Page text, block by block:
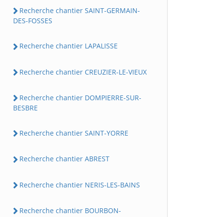
Recherche chantier SAINT-GERMAIN-
DES-FOSSES
Recherche chantier LAPALISSE
Recherche chantier CREUZIER-LE-VIEUX
Recherche chantier DOMPIERRE-SUR-
BESBRE
Recherche chantier SAINT-YORRE
Recherche chantier ABREST
Recherche chantier NERIS-LES-BAINS
Recherche chantier BOURBON-